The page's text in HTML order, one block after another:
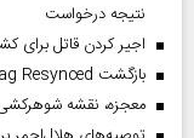
نتیجه درخواست
اجیر کردن قاتل برای
بازگشت Black Flag Resynced خبری جذاب برای دوستداران بازی
معجزه، نقشه